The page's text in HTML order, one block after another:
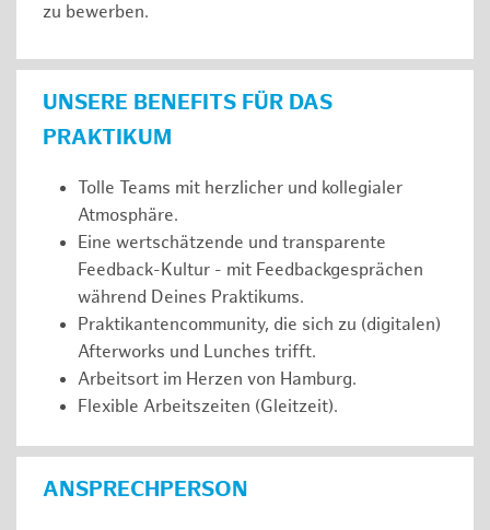
zu bewerben.
UNSERE BENEFITS FÜR DAS
PRAKTIKUM
Tolle Teams mit herzlicher und kollegialer
Atmosphäre.
Eine wertschätzende und transparente
Feedback-Kultur - mit Feedbackgesprächen
während Deines Praktikums.
Praktikantencommunity, die sich zu (digitalen)
Afterworks und Lunches trifft.
Arbeitsort im Herzen von Hamburg.
Flexible Arbeitszeiten (Gleitzeit).
ANSPRECHPERSON